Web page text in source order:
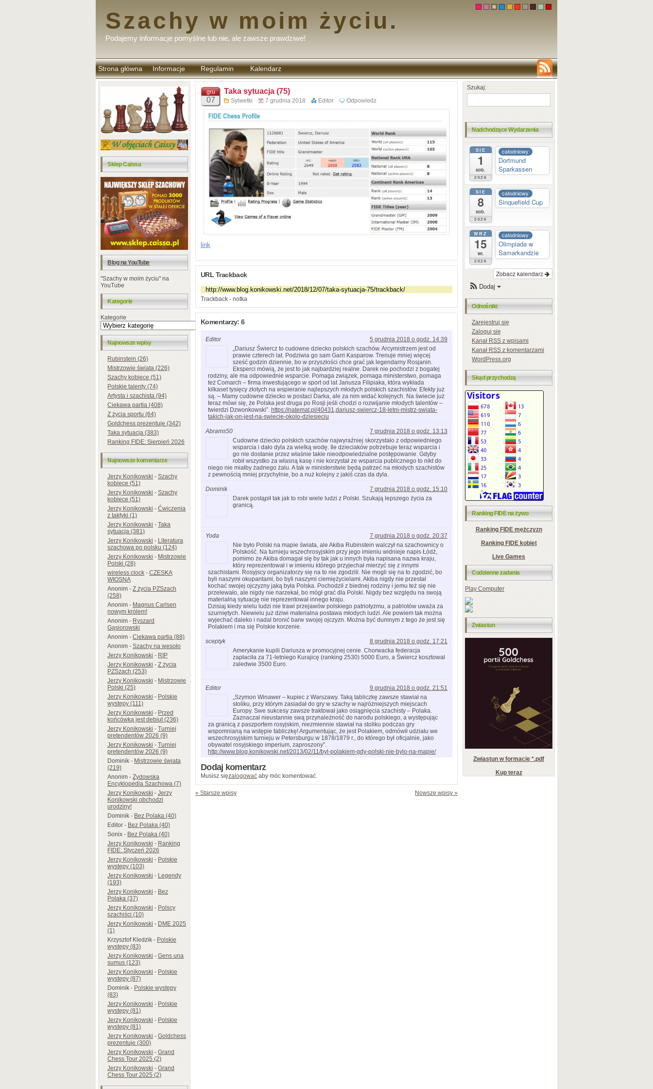
Szachy w moim życiu.
Podajemy informacje pomyślne lub nie, ale zawsze prawdziwe!
Strona główna Informacje Regulamin
komentarzy
Kalendarz
Sklep Caissa
Blog na YouTube
"Szachy w moim życiu" na
YouTube
Kategorie
Kategorie
Najnowsze wpisy
Rubinstein (26)
Mistrzowie świata (226)
Szachy kobiece (51)
Polskie talenty (74)
Artysta i szachista (94)
Ciekawa partia (408)
Z życia sportu (64)
Goldchess prezentuje (342)
Taka sytuacja (383)
Ranking FIDE: Sierpień 2026
Najnowsze komentarze
Jerzy Konikowski-Szachy
kobiece (51)
Jerzy Konikowski-Szachy
kobiece (51)
Jerzy Konikowski-Ćwiczenia
z taktyki (1)
Jerzy Konikowski-Taka
sytuacja (381)
Jerzy Konikowski-Literatura
szachowa po polsku (124)
Jerzy Konikowski-Mistrzowie
Polski (28)
wireless clock-CZESKA
WIOSNA
Anonim-Z życia PZSzach
(258)
Anonim-Magnus Carlsen
nowym królem!
Anonim-Ryszard
Gąsiorowski
Anonim-Ciekawa partia (88)
Anonim-Szachy na wesoło
Jerzy Konikowski-RIP
Jerzy Konikowski-Z życia
PZSzach (253)
Jerzy Konikowski-Mistrzowie
Polski (25)
Jerzy Konikowski-Polskie
występy (111)
Jerzy Konikowski-Przed
końcówką jest debiut (236)
Jerzy Konikowski-Turniej
pretendentów 2026 (9)
Jerzy Konikowski-Turniej
pretendentów 2026 (9)
Dominik-Mistrzowie świata
(219)
Anonim-Żydowska
Encyklopedia Szachowa (7)
Jerzy Konikowski-Jerzy
Konikowski obchodzi
urodziny!
Dominik-Bez Polaka (40)
Editor-Bez Polaka (40)
Sonix-Bez Polaka (40)
Jerzy Konikowski-Ranking
FIDE: Styczeń 2026
Jerzy Konikowski-Polskie
występy (103)
Jerzy Konikowski-Legendy
(193)
Jerzy Konikowski-Bez
Polaka (37)
Jerzy Konikowski-Polscy
szachiści (10)
Jerzy Konikowski-DME 2025
(1)
Krzysztof Kledzik-Polskie
występy (83)
Jerzy Konikowski-Gens una
sumus (123)
Jerzy Konikowski-Polskie
występy (87)
Dominik-Polskie występy
(83)
Jerzy Konikowski-Polskie
występy (81)
Jerzy Konikowski-Polskie
występy (81)
Jerzy Konikowski-Goldchess
prezentuje (300)
Jerzy Konikowski-Grand
Chess Tour 2025 (2)
Jerzy Konikowski-Grand
Chess Tour 2025 (2)
gru
07
Taka sytuacja (75)
Sylwetki 7 grudnia 2018 Editor Odpowiedz
link
URL Trackback
Trackback - notka
Komentarzy: 6
Editor
5 grudnia 2018 o godz. 14:39
„Dariusz Świercz to cudowne dziecko polskich szachów. Arcymistrzem jest od
prawie czterech lat. Podziwia go sam Garri Kasparow. Trenuje mniej więcej
sześć godzin dziennie, bo w przyszłości chce grać jak legendarny Rosjanin.
Eksperci mówią, że jest to jak najbardziej realne. Darek nie pochodzi z bogatej
rodziny, ale ma odpowiednie wsparcie. Pomaga związek, pomaga ministerstwo, pomaga
też Comarch – firma inwestującego w sport od lat Janusza Filipiaka, która wykłada
kilkaset tysięcy złotych na wspieranie najlepszych młodych polskich szachistów. Efekty już
są. – Mamy cudowne dziecko w postaci Darka, ale za nim widać kolejnych. Na świecie już
teraz mówi się, że Polska jest druga po Rosji jeśli chodzi o rozwijanie młodych talentów –
twierdzi Dzwonkowski”. https://natemat.pl/40431,dariusz-swiercz-18-letni-mistrz-swiata-
takich-jak-on-jest-na-swiecie-okolo-dziesieciu
Abrams50
7 grudnia 2018 o godz. 13:13
Cudowne dziecko polskich szachów najwyraźniej skorzystało z odpowiedniego
wsparcia i dało dyla za wielką wodę. Ile dzieciaków potrzebuje teraz wsparcia i
go nie dostanie przez właśnie takie nieodpowiedzialne postępowanie. Gdyby
robił wszystko za własną kasę i nie korzystał ze wsparcia publicznego to nikt do
niego nie miałby żadnego żalu. A tak w ministerstwie będą patrzeć na młodych szachistów
z pewnością mniej przychylnie, bo a nuż kolejny z jakiś czas da dyla.
Dominik
7 grudnia 2018 o godz. 15:10
Darek postąpił tak jak to robi wiele ludzi z Polski. Szukają lepszego życia za
granicą.
Yoda
7 grudnia 2018 o godz. 20:37
Nie było Polski na mapie świata, ale Akiba Rubinstein walczył na szachownicy o
Polskość. Na turnieju wszechrosyjskim przy jego imieniu widnieje napis Łódź,
pomimo że Akiba domagał się by tak jak u innych była napisana nazwa kraju,
który reprezentował i w imieniu którego przyjechał mierzyć się z innymi
szachistami. Rosyjscy organizatorzy się na to nie zgodzili. Nie mogli się na to zgodzić, bo
byli naszymi okupantami, bo byli naszymi ciemiężycielami. Akiba nigdy nie przestał
kochać swojej ojczyzny jaką była Polska. Pochodził z biednej rodziny i jemu też się nie
przelewało, ale nigdy nie narzekał, bo mógł grać dla Polski. Nigdy bez względu na swoją
materialną sytuację nie reprezentował innego kraju.
Dzisiaj kiedy wielu ludzi nie trawi przejawów polskiego patriotyzmu, a patriotów uważa za
szurniętych. Niewielu już dziwi materialna postawa młodych ludzi. Ale powiem tak można
wyjechać daleko i nadal bronić barw swojej ojczyzn. Można być dumnym z tego że jest się
Polakiem i ma się Polskie korzenie.
sceptyk
8 grudnia 2018 o godz. 17:21
Amerykanie kupili Dariusza w promocyjnej cenie. Chorwacka federacja
zapłaciła za 71-letniego Kurajicę (ranking 2530) 5000 Euro, a Świercz kosztował
zaledwie 3500 Euro.
Editor
9 grudnia 2018 o godz. 21:51
„Szymon Winawer – kupiec z Warszawy. Taką tabliczkę zawsze stawiał na
stoliku, przy którym zasiadał do gry w szachy w najróżniejszych miejscach
Europy. Swe sukcesy zawsze traktował jako osiągnięcia szachisty – Polaka.
Zaznaczał nieustannie swą przynależność do narodu polskiego, a występując
za granicą z paszportem rosyjskim, niezmiennie stawiał na stoliku podczas gry
wspomnianą na wstępie tabliczkę! Argumentując, że jest Polakiem, odmówił udziału we
wszechrosyjskim turnieju w Petersburgu w 1878/1879 r., do którego był oficjalnie, jako
obywatel rosyjskiego imperium, zaproszony”.
http://www.blog.konikowski.net/2013/02/11/byl-polakiem-gdy-polski-nie-bylo-na-mapie/
Dodaj komentarz
Musisz sięzalogować aby móc komentować.
« Starsze wpisy Nowsze wpisy »
Szukaj:
Nadchodzące Wydarzenia
SIE
1
sob.
2026
całodniowy
Dortmund
Sparkassen
SIE
8
sob.
2026
całodniowy
Sinquefield Cup
WRZ
15
wt.
2026
całodniowy
Olimpiada w
Samarkandzie
Zobacz kalendarz
Dodaj
Odnośniki
Zarejestruj się
Zaloguj się
KanałRSSz wpisami
KanałRSSz komentarzami
WordPress.org
Skąd przychodzą
Ranking FIDE na żywo
Ranking FIDE mężczyzn
Ranking FIDE kobiet
Live Games
Codzienne zadania
Play Computer
Zwiastun
Zwiastun w formacie *.pdf
Kup teraz